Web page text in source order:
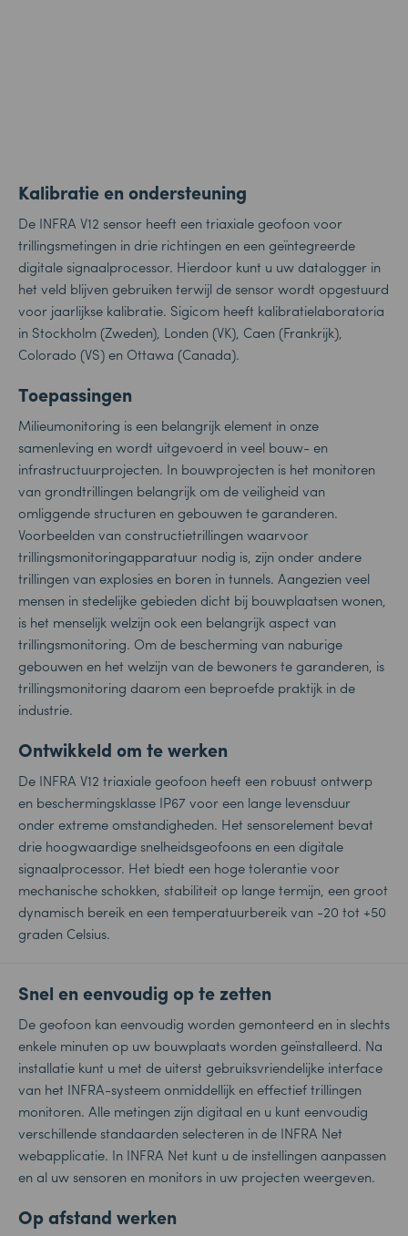
Kalibratie en ondersteuning
De INFRA V12 sensor heeft een triaxiale geofoon voor
trillingsmetingen in drie richtingen en een geïntegreerde
digitale signaalprocessor. Hierdoor kunt u uw datalogger in
het veld blijven gebruiken terwijl de sensor wordt opgestuurd
voor jaarlijkse kalibratie. Sigicom heeft kalibratielaboratoria
in Stockholm (Zweden), Londen (VK), Caen (Frankrijk),
Colorado (VS) en Ottawa (Canada).
Toepassingen
Milieumonitoring is een belangrijk element in onze
samenleving en wordt uitgevoerd in veel bouw- en
infrastructuurprojecten. In bouwprojecten is het monitoren
van grondtrillingen belangrijk om de veiligheid van
omliggende structuren en gebouwen te garanderen.
Voorbeelden van constructietrillingen waarvoor
trillingsmonitoringapparatuur nodig is, zijn onder andere
trillingen van explosies en boren in tunnels. Aangezien veel
mensen in stedelijke gebieden dicht bij bouwplaatsen wonen,
is het menselijk welzijn ook een belangrijk aspect van
trillingsmonitoring. Om de bescherming van naburige
gebouwen en het welzijn van de bewoners te garanderen, is
trillingsmonitoring daarom een beproefde praktijk in de
industrie.
Ontwikkeld om te werken
De INFRA V12 triaxiale geofoon heeft een robuust ontwerp
en beschermingsklasse IP67 voor een lange levensduur
onder extreme omstandigheden. Het sensorelement bevat
drie hoogwaardige snelheidsgeofoons en een digitale
signaalprocessor. Het biedt een hoge tolerantie voor
mechanische schokken, stabiliteit op lange termijn, een groot
dynamisch bereik en een temperatuurbereik van -20 tot +50
graden Celsius.
Snel en eenvoudig op te zetten
De geofoon kan eenvoudig worden gemonteerd en in slechts
enkele minuten op uw bouwplaats worden geïnstalleerd. Na
installatie kunt u met de uiterst gebruiksvriendelijke interface
van het INFRA-systeem onmiddellijk en effectief trillingen
monitoren. Alle metingen zijn digitaal en u kunt eenvoudig
verschillende standaarden selecteren in de INFRA Net
webapplicatie. In INFRA Net kunt u de instellingen aanpassen
en al uw sensoren en monitors in uw projecten weergeven.
Op afstand werken